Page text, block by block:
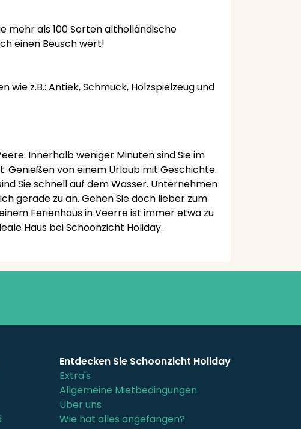
mehr als 100 Sorten altholländische
einen Beusch wert!
z.B.: Antiek, Schmuck, Holzspielzeug und
Innerhalb weniger Minuten sind Sie im
Genießen von einem Urlaub mit Geschichte.
Sie schnell auf dem Wasser. Unternehmen
gerade zu an. Gehen Sie doch lieber zum
Ferienhaus in Veerre ist immer etwa zu
Haus bei Schoonzicht Holiday.
Entdecken Sie Schoonzicht Holiday
Extra's
Allgemeine Mietbedingungen
Über uns
Wie hat alles angefangen?